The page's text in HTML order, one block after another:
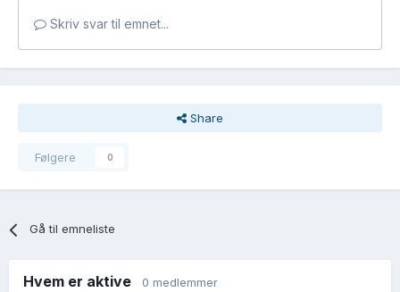
Skriv svar til emnet...
Share
Følgere 0
Gå til emneliste
Hvem er aktive 0 medlemmer